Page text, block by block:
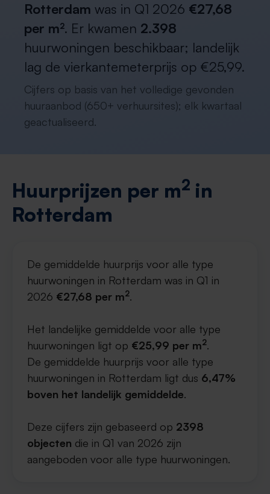
Rotterdam was in Q1 2026 €27,68
per m². Er kwamen 2.398
huurwoningen beschikbaar; landelijk
lag de vierkantemeterprijs op €25,99.
Cijfers op basis van het volledige gevonden
huuraanbod (650+ verhuursites); elk kwartaal
geactualiseerd.
Huurprijzen per m2 in
Rotterdam
De gemiddelde huurprijs voor alle type
huurwoningen in Rotterdam was in Q1 in
2026 €27,68 per m2.
Het landelijke gemiddelde voor alle type
huurwoningen ligt op €25,99 per m2.
De gemiddelde huurprijs voor alle type
huurwoningen in Rotterdam ligt dus 6,47%
boven het landelijk gemiddelde.
Deze cijfers zijn gebaseerd op 2398
objecten die in Q1 van 2026 zijn
aangeboden voor alle type huurwoningen.